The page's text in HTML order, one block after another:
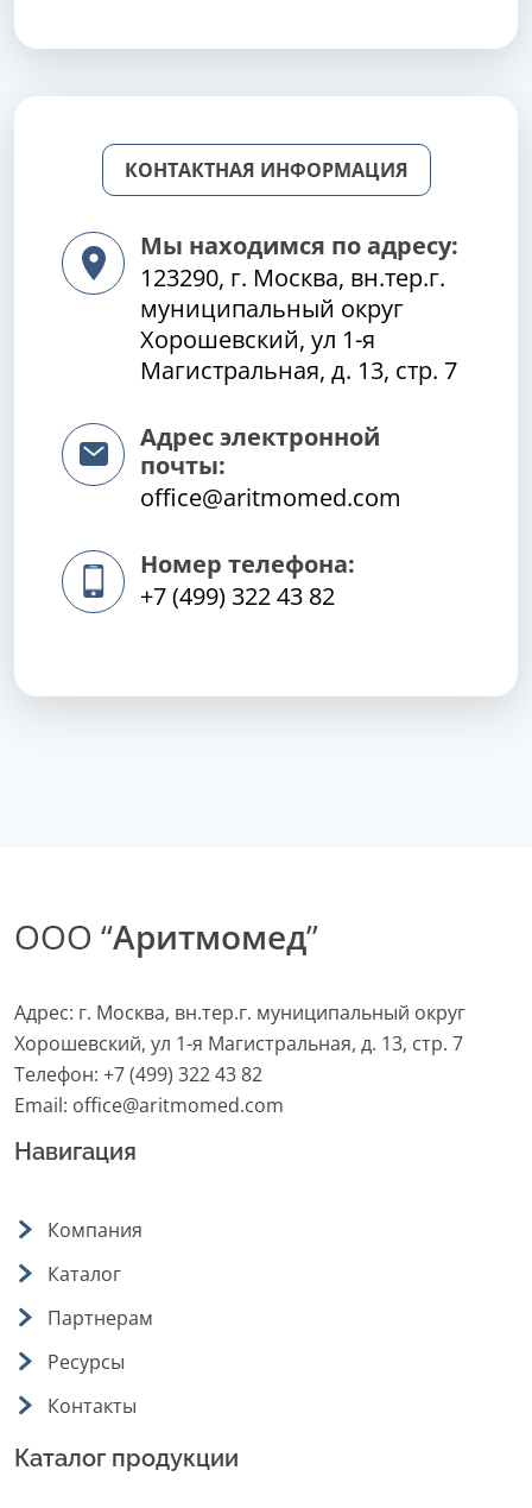
КОНТАКТНАЯ ИНФОРМАЦИЯ
Мы находимся по адресу:
123290, г. Москва, вн.тер.г.
муниципальный округ
Хорошевский, ул 1-я
Магистральная, д. 13, стр. 7
Адрес электронной
почты:
office@aritmomed.com
Номер телефона:
+7 (499) 322 43 82
ООО “Аритмомед”
Адрес: г. Москва, вн.тер.г. муниципальный округ
Хорошевский, ул 1-я Магистральная, д. 13, стр. 7
Телефон: +7 (499) 322 43 82
Email: office@aritmomed.com
Навигация
Компания
Каталог
Партнерам
Ресурсы
Контакты
Каталог продукции